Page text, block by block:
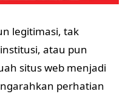
legitimasi, tak
atau pun
situs web menjadi
perhatian